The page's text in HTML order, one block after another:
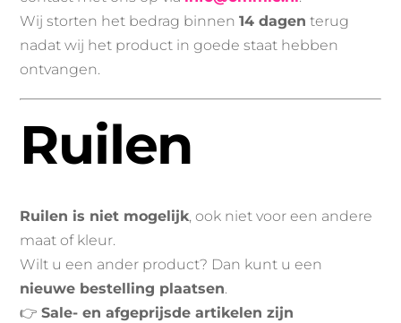
Wij storten het bedrag binnen14 dagen terug
nadat wij het product in goede staat hebben
ontvangen.
Ruilen
Ruilen is niet mogelijk, ook niet voor een andere
maat of kleur.
Wilt u een ander product? Dan kunt u een
nieuwe bestelling plaatsen.
👉Sale- en afgeprijsde artikelen zijn